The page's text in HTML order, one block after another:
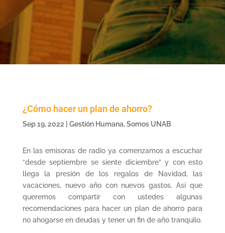
¿Cómo hacer un plan de ahorro?
Sep 19, 2022 Gestión Humana,Somos UNAB
En las emisoras de radio ya comenzamos a escuchar
“desde septiembre se siente diciembre” y con esto
llega la presión de los regalos de Navidad, las
vacaciones, nuevo año con nuevos gastos. Así que
queremos compartir con ustedes algunas
recomendaciones para hacer un plan de ahorro para
no ahogarse en deudas y tener un fin de año tranquilo.